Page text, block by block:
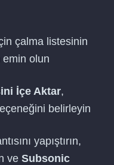
çalma listesinin
olun
İçe Aktar,
belirleyin
yapıştırın,
ve Subsonic